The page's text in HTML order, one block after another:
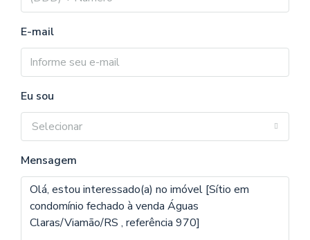
E-mail
Eu sou
Selecionar
Mensagem